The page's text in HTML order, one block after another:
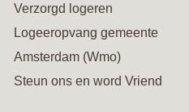
Verzorgd logeren
Logeeropvang gemeente
Amsterdam (Wmo)
Steun ons en word Vriend